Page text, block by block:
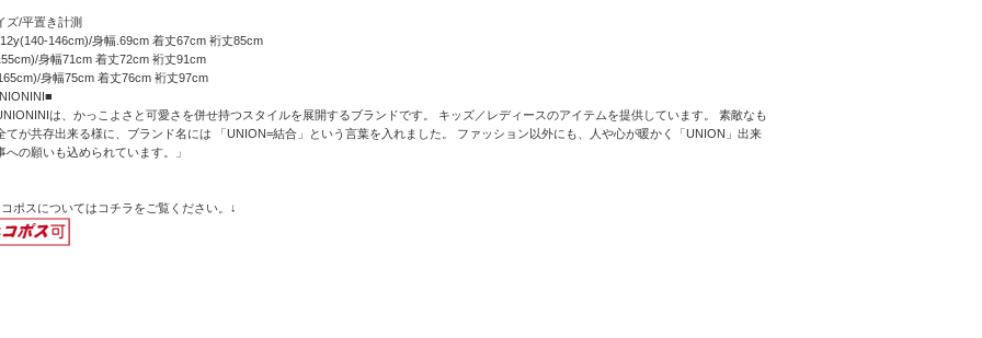
ズ/平置き計測
146cm)/身幅.69cm 着丈67cm 裄丈85cm
身幅71cm 着丈72cm 裄丈91cm
身幅75cm 着丈76cm 裄丈97cm
は、かっこよさと可愛さを併せ持つスタイルを展開するブランドです。 キッズ／レディースのアイテムを提供しています。 素敵なも
てが共存出来る様に、ブランド名には 「UNION=結合」という言葉を入れました。 ファッション以外にも、人や心が暖かく「UNION」出来
への願いも込められています。」
ポスについてはコチラをご覧ください。↓